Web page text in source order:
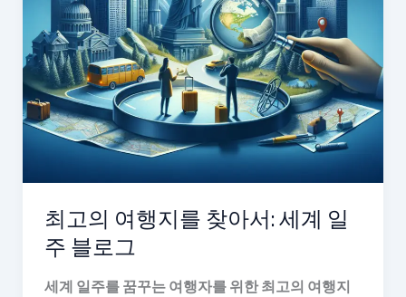
최고의 여행지를 찾아서: 세계 일
주 블로그
세계 일주를 꿈꾸는 여행자를 위한 최고의 여행지